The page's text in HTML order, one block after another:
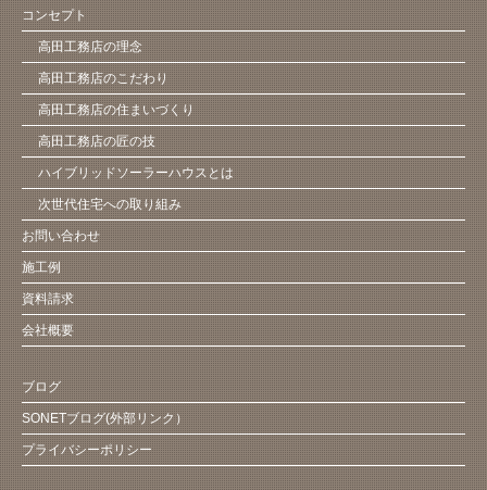
コンセプト
高田工務店の理念
高田工務店のこだわり
高田工務店の住まいづくり
高田工務店の匠の技
ハイブリッドソーラーハウスとは
次世代住宅への取り組み
お問い合わせ
施工例
資料請求
会社概要
ブログ
SONETブログ(外部リンク）
プライバシーポリシー